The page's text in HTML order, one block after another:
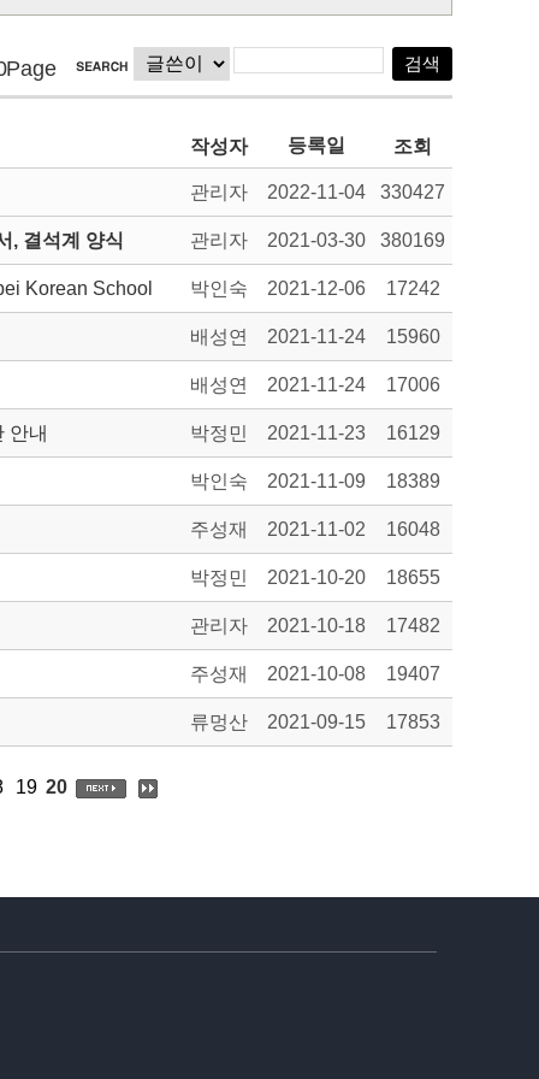
작성자 등록일 조회
관리자 2022-11-04 330427
, 결석계 양식 관리자 2021-03-30 380169
Korean School 박인숙 2021-12-06 17242
배성연 2021-11-24 15960
배성연 2021-11-24 17006
안내 박정민 2021-11-23 16129
박인숙 2021-11-09 18389
주성재 2021-11-02 16048
박정민 2021-10-20 18655
관리자 2021-10-18 17482
주성재 2021-10-08 19407
류멍산 2021-09-15 17853
19 20